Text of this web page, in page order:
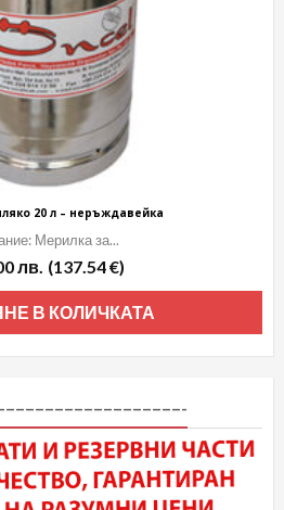
20 л – неръждавейка
Мерилка за...
лв. (137.54 €)
В КОЛИЧКАТА